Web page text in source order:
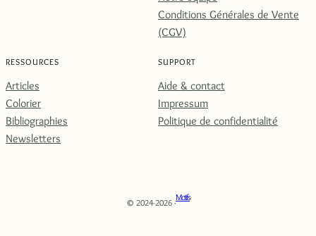
Conditions Générales de Vente
(CGV)
RESSOURCES
Articles
Colorier
Bibliographies
Newsletters
SUPPORT
Aide & contact
Impressum
Politique de confidentialité
© 2024-2026 ·
Motifs